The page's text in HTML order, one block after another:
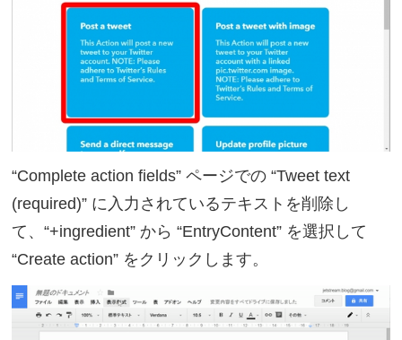
“Complete action fields” ページでの “Tweet text
(required)” に入力されているテキストを削除し
て、“+ingredient” から “EntryContent” を選択して
“Create action” をクリックします。